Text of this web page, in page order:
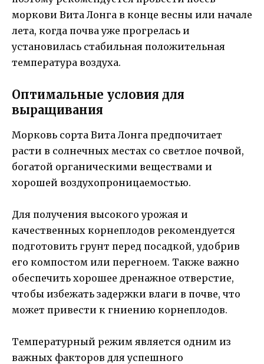
моркови Вита Лонга в конце весны или начале
лета, когда почва уже прогрелась и
установилась стабильная положительная
температура воздуха.
Оптимальные условия для
выращивания
Морковь сорта Вита Лонга предпочитает
расти в солнечных местах со светлое почвой,
богатой органическими веществами и
хорошей воздухопроницаемостью.
Для получения высокого урожая и
качественных корнеплодов рекомендуется
подготовить грунт перед посадкой, удобрив
его компостом или перегноем. Также важно
обеспечить хорошее дренажное отверстие,
чтобы избежать задержки влаги в почве, что
может привести к гниению корнеплодов.
Температурный режим является одним из
важных факторов для успешного